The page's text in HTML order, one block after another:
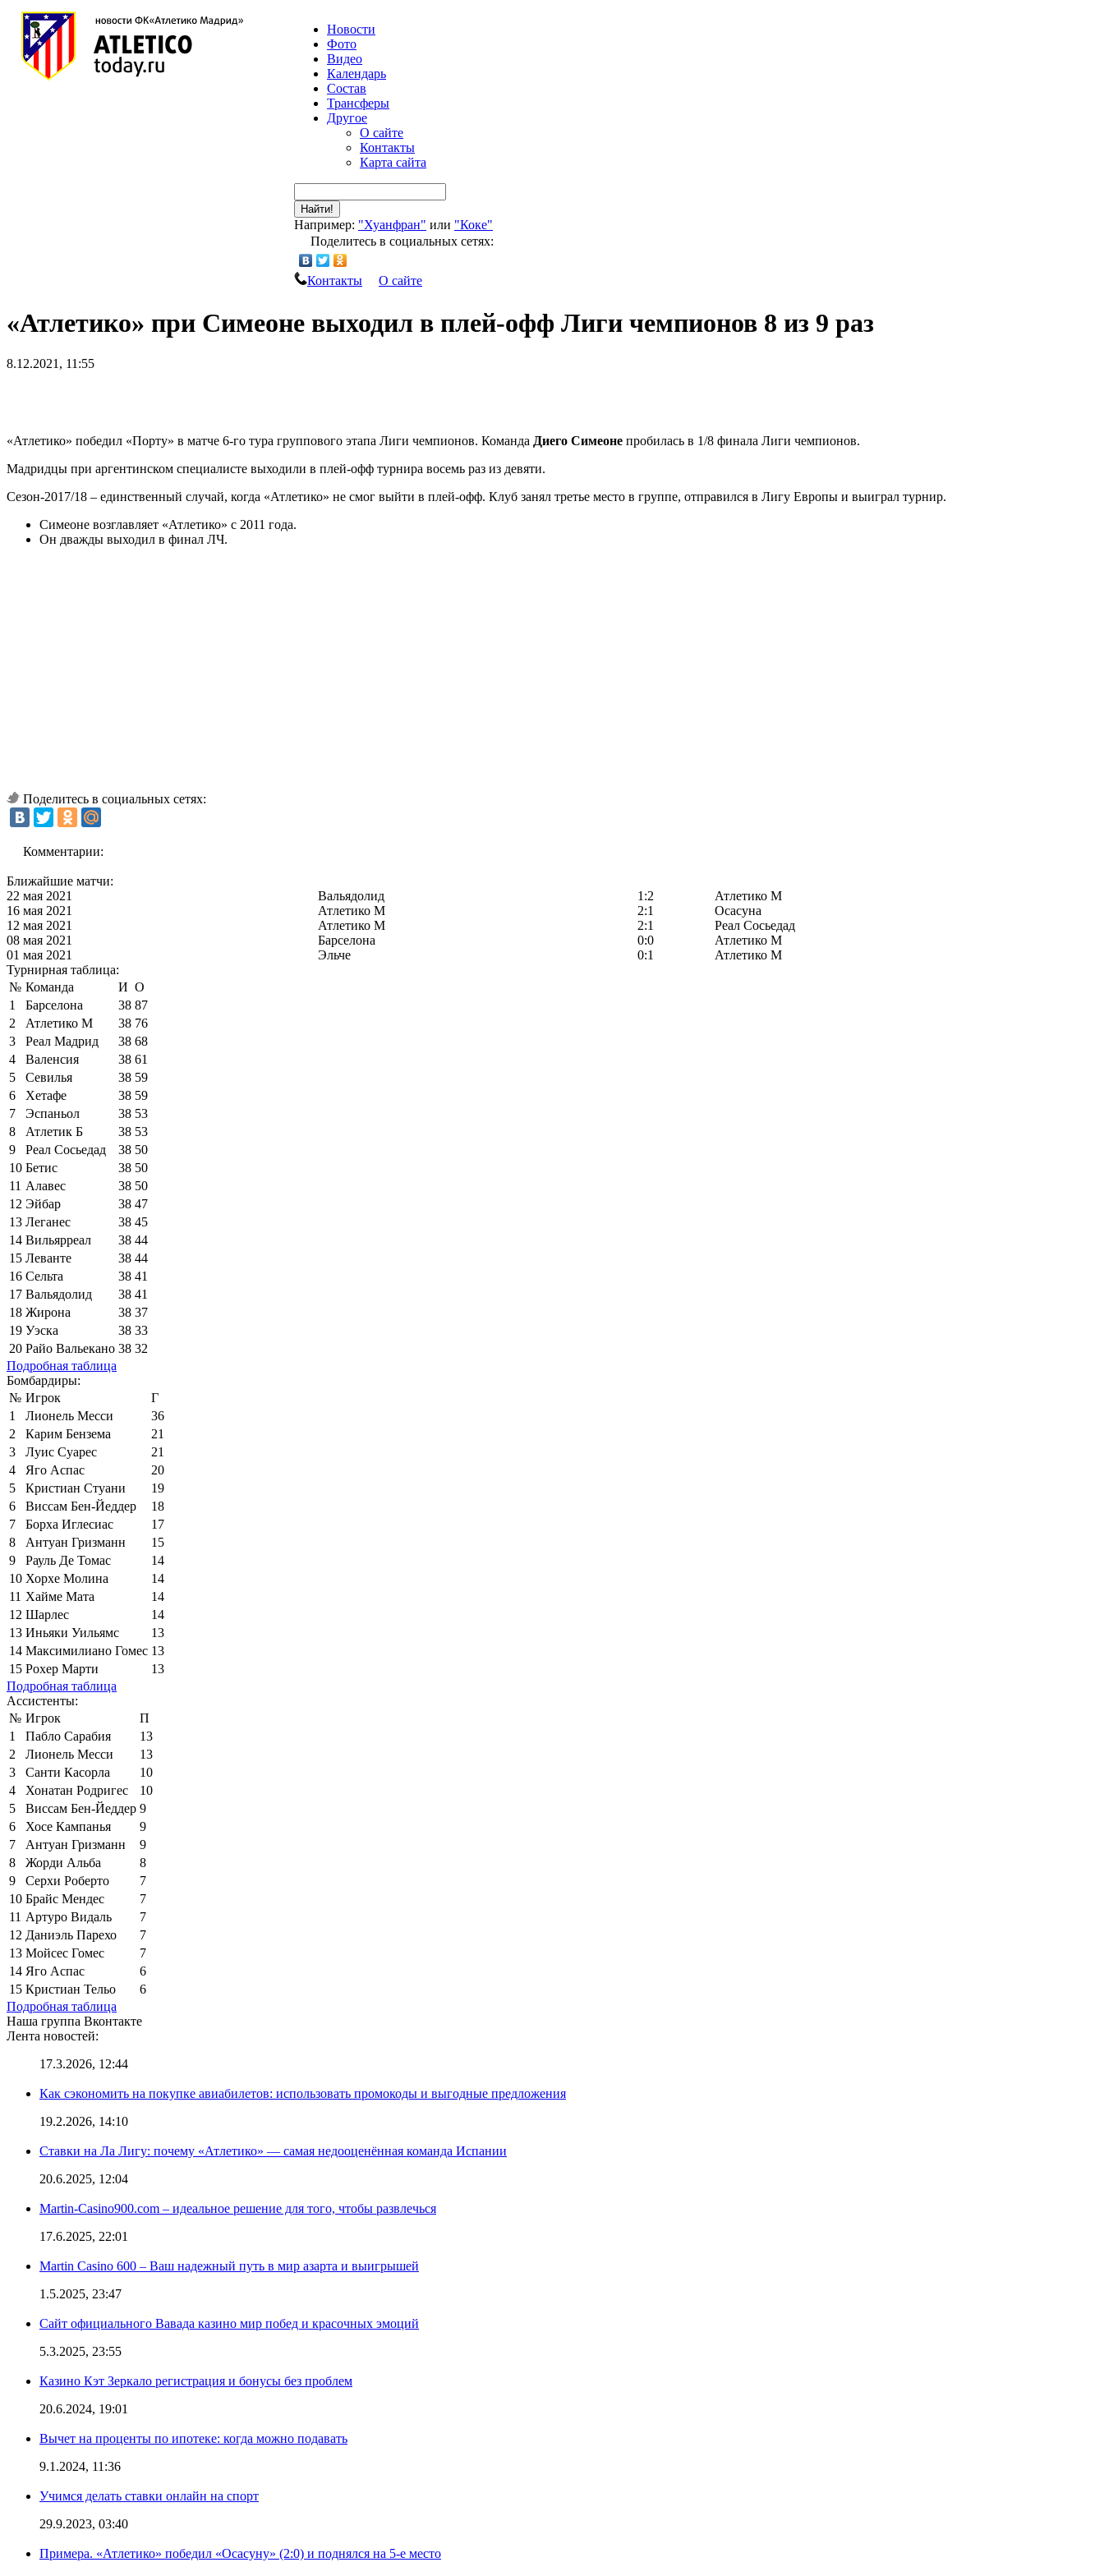
Новости
Фото
Видео
Календарь
Состав
Трансферы
Другое
О сайте
Контакты
Карта сайта
Найти!
Например: "Хуанфран" или "Коке"
Поделитесь в социальных сетях:
Контакты О сайте
«Атлетико» при Симеоне выходил в плей-офф Лиги чемпионов 8 из 9 раз
8.12.2021, 11:55
«Атлетико» победил «Порту» в матче 6-го тура группового этапа Лиги чемпионов. Команда Диего Симеоне пробилась в 1/8 финала Лиги чемпионов.
Мадридцы при аргентинском специалисте выходили в плей-офф турнира восемь раз из девяти.
Сезон-2017/18 – единственный случай, когда «Атлетико» не смог выйти в плей-офф. Клуб занял третье место в группе, отправился в Лигу Европы и выиграл турнир.
Симеоне возглавляет «Атлетико» с 2011 года.
Он дважды выходил в финал ЛЧ.
Поделитесь в социальных сетях:
Комментарии:
Ближайшие матчи:
22 мая 2021
Вальядолид 1:2
Атлетико М
16 мая 2021
Атлетико М 2:1
Осасуна
12 мая 2021
Атлетико М 2:1
Реал Сосьедад
08 мая 2021
Барселона 0:0
Атлетико М
01 мая 2021
Эльче 0:1
Атлетико М
Турнирная таблица:
№ Команда И О
1
Барселона 38 87
2
Атлетико М 38 76
3
Реал Мадрид 38 68
4
Валенсия 38 61
5
Севилья 38 59
6
Хетафе 38 59
7
Эспаньол 38 53
8
Атлетик Б 38 53
9
Реал Сосьедад 38 50
10 Бетис 38 50
11 Алавес 38 50
12 Эйбар 38 47
13 Леганес 38 45
14 Вильярреал 38 44
15 Леванте 38 44
16 Сельта 38 41
17 Вальядолид 38 41
18 Жирона 38 37
19 Уэска 38 33
20 Райо Вальекано 38 32
Подробная таблица
Бомбардиры:
№ Игрок
Г
1
Лионель Месси
36
2
Карим Бензема
21
3
Луис Суарес
21
4
Яго Аспас
20
5
Кристиан Стуани
19
6
Виссам Бен-Йеддер
18
7
Борха Иглесиас
17
8
Антуан Гризманн
15
9
Рауль Де Томас
14
10 Хорхе Молина
14
11 Хайме Мата
14
12 Шарлес
14
13 Иньяки Уильямс
13
14 Максимилиано Гомес 13
15 Рохер Марти
13
Подробная таблица
Ассистенты:
№ Игрок
П
1
Пабло Сарабия
13
2
Лионель Месси
13
3
Санти Касорла
10
4
Хонатан Родригес
10
5
Виссам Бен-Йеддер 9
6
Хосе Кампанья
9
7
Антуан Гризманн
9
8
Жорди Альба
8
9
Серхи Роберто
7
10 Брайс Мендес
7
11 Артуро Видаль
7
12 Даниэль Парехо
7
13 Мойсес Гомес
7
14 Яго Аспас
6
15 Кристиан Тельо
6
Подробная таблица
Наша группа Вконтакте
Лента новостей:
17.3.2026, 12:44
Как сэкономить на покупке авиабилетов: использовать промокоды и выгодные предложения
19.2.2026, 14:10
Ставки на Ла Лигу: почему «Атлетико» — самая недооценённая команда Испании
20.6.2025, 12:04
Martin-Casino900.com – идеальное решение для того, чтобы развлечься
17.6.2025, 22:01
Martin Casino 600 – Ваш надежный путь в мир азарта и выигрышей
1.5.2025, 23:47
Сайт официального Вавада казино мир побед и красочных эмоций
5.3.2025, 23:55
Казино Кэт Зеркало регистрация и бонусы без проблем
20.6.2024, 19:01
Вычет на проценты по ипотеке: когда можно подавать
9.1.2024, 11:36
Учимся делать ставки онлайн на спорт
29.9.2023, 03:40
Примера. «Атлетико» победил «Осасуну» (2:0) и поднялся на 5-е место